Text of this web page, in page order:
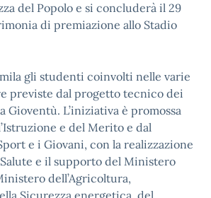
del Popolo e si concluderà il 29
di premiazione allo Stadio
gli studenti coinvolti nelle varie
previste dal progetto tecnico dei
Gioventù. L’iniziativa è promossa
e del Merito e dal
e i Giovani, con la realizzazione
e il supporto del Ministero
dell’Agricoltura,
Sicurezza energetica, del